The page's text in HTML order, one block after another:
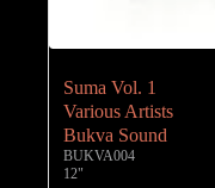
Suma Vol. 1
Various Artists
Bukva Sound
BUKVA004
12"